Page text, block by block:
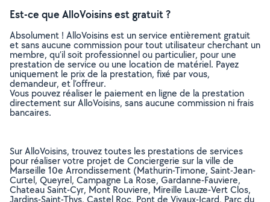
Est-ce que AlloVoisins est gratuit ?
Absolument ! AlloVoisins est un service entièrement gratuit
et sans aucune commission pour tout utilisateur cherchant un
membre, qu’il soit professionnel ou particulier, pour une
prestation de service ou une location de matériel. Payez
uniquement le prix de la prestation, fixé par vous,
demandeur, et l’offreur.
Vous pouvez réaliser le paiement en ligne de la prestation
directement sur AlloVoisins, sans aucune commission ni frais
bancaires.
Sur AlloVoisins, trouvez toutes les prestations de services
pour réaliser votre projet de Conciergerie sur la ville de
Marseille 10e Arrondissement (Mathurin-Timone, Saint-Jean-
Curtel, Queyrel, Campagne La Rose, Gardanne-Fauviere,
Chateau Saint-Cyr, Mont Rouviere, Mireille Lauze-Vert Clos,
Jardins-Saint-Thys, Castel Roc, Pont de Vivaux-Icard, Parc du